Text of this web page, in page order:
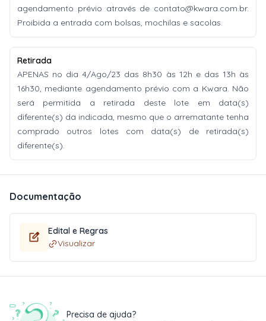
agendamento prévio através de contato@kwara.com.br.
Proibida a entrada com bolsas, mochilas e sacolas.
Retirada
APENAS no dia 4/Ago/23 das 8h30 às 12h e das 13h às
16h30, mediante agendamento prévio com a Kwara. Não
será permitida a retirada deste lote em data(s)
diferente(s) da indicada, mesmo que o arrematante tenha
comprado outros lotes com data(s) de retirada(s)
diferente(s).
Documentação
Edital e Regras
Visualizar
Precisa de ajuda?